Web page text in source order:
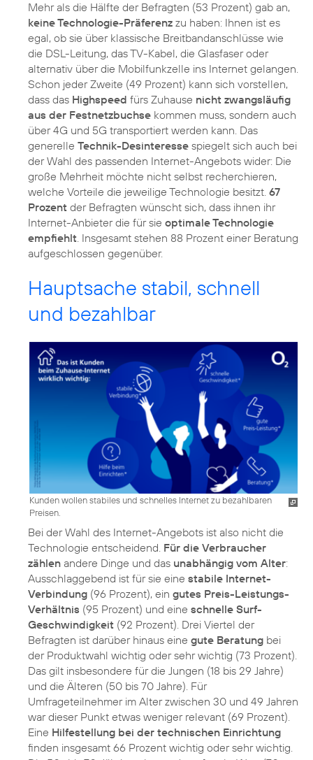
Mehr als die Hälfte der Befragten (53 Prozent) gab an,
keine Technologie-Präferenz zu haben: Ihnen ist es
egal, ob sie über klassische Breitbandanschlüsse wie
die DSL-Leitung, das TV-Kabel, die Glasfaser oder
alternativ über die Mobilfunkzelle ins Internet gelangen.
Schon jeder Zweite (49 Prozent) kann sich vorstellen,
dass das Highspeed fürs Zuhause nicht zwangsläufig
aus der Festnetzbuchse kommen muss, sondern auch
über 4G und 5G transportiert werden kann. Das
generelle Technik-Desinteresse spiegelt sich auch bei
der Wahl des passenden Internet-Angebots wider: Die
große Mehrheit möchte nicht selbst recherchieren,
welche Vorteile die jeweilige Technologie besitzt. 67
Prozent der Befragten wünscht sich, dass ihnen ihr
Internet-Anbieter die für sie optimale Technologie
empfiehlt. Insgesamt stehen 88 Prozent einer Beratung
Hauptsache stabil, schnell
und bezahlbar
Kunden wollen stabiles und schnelles Internet zu bezahlbaren
Preisen.
Bei der Wahl des Internet-Angebots ist also nicht die
Technologie entscheidend. Für die Verbraucher
zählen andere Dinge und das unabhängig vom Alter:
Ausschlaggebend ist für sie eine stabile Internet-
Verbindung (96 Prozent), ein gutes Preis-Leistungs-
Verhältnis (95 Prozent) und eine schnelle Surf-
Geschwindigkeit (92 Prozent). Drei Viertel der
Befragten ist darüber hinaus eine gute Beratung bei
der Produktwahl wichtig oder sehr wichtig (73 Prozent).
Das gilt insbesondere für die Jungen (18 bis 29 Jahre)
und die Älteren (50 bis 70 Jahre). Für
Umfrageteilnehmer im Alter zwischen 30 und 49 Jahren
war dieser Punkt etwas weniger relevant (69 Prozent).
Eine Hilfestellung bei der technischen Einrichtung
finden insgesamt 66 Prozent wichtig oder sehr wichtig.